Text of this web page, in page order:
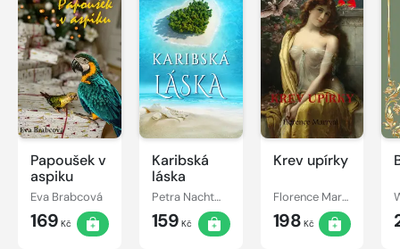
Papoušek v
aspiku
Eva Brabcová
169 Kč
Karibská
láska
Petra Nachtmanová
159 Kč
Krev upírky
Florence Marryat
198 Kč